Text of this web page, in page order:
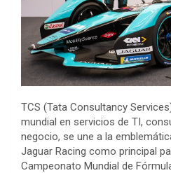
TCS (Tata Consultancy
mundial en servicios de TI,
negocio, se une a la
Jaguar Racing como principal
Campeonato Mundial de